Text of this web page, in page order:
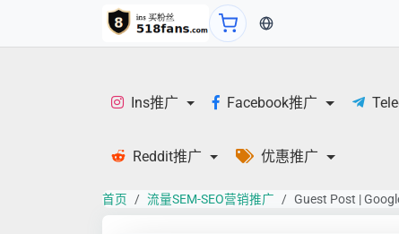
当前语言：中文
Ins推广 Facebook推广
Reddit推广 优惠推广
首页 流量SEM-SEO营销推广 Guest Post |